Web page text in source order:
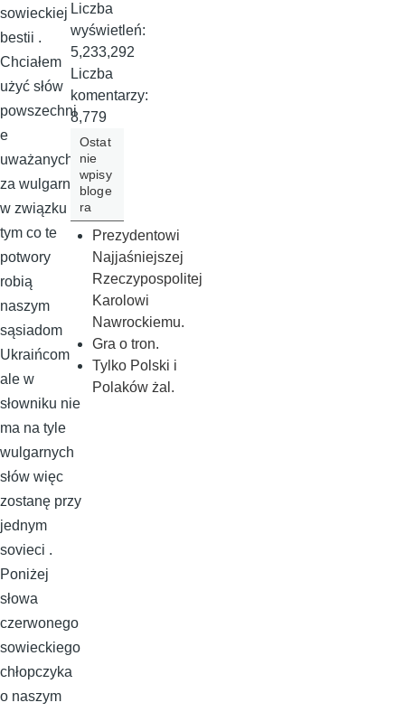
sowieckiej
bestii .
Chciałem
użyć słów
powszechni
e
uważanych
za wulgarne
w związku z
tym co te
potwory
robią
naszym
sąsiadom
Ukraińcom
ale w
słowniku nie
ma na tyle
wulgarnych
słów więc
zostanę przy
jednym
sovieci .
Poniżej
słowa
czerwonego
sowieckiego
chłopczyka
o naszym
Liczba
wyświetleń:
5,233,292
Liczba
komentarzy:
8,779
Ostat
nie
wpisy
bloge
ra
Prezydentowi
Najjaśniejszej
Rzeczypospolitej
Karolowi
Nawrockiemu.
Gra o tron.
Tylko Polski i
Polaków żal.